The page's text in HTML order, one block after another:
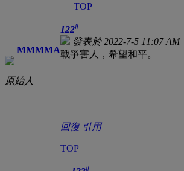
TOP
MMMMA
原始人
122#
發表於 2022-7-5 11:07 AM|
戰爭害人，希望和平。
回復 引用
TOP
#